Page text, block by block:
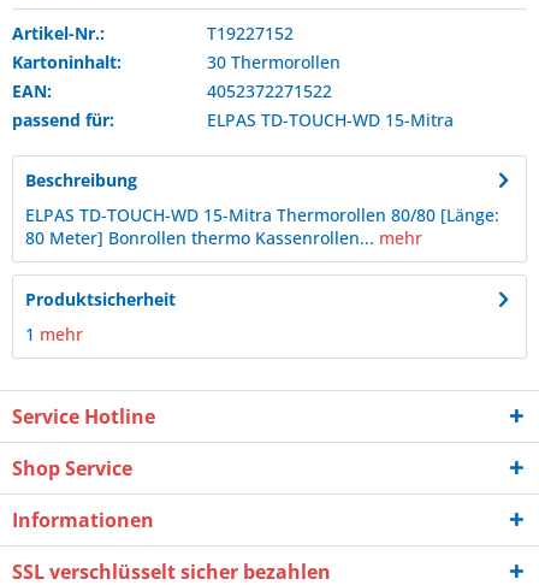
Artikel-Nr.:
T19227152
Kartoninhalt:
30 Thermorollen
EAN:
4052372271522
passend für:
ELPAS TD-TOUCH-WD 15-Mitra
Beschreibung
ELPAS TD-TOUCH-WD 15-Mitra Thermorollen 80/80 [Länge:
80 Meter] Bonrollen thermo Kassenrollen... mehr
Produktsicherheit
1 mehr
Service Hotline
Shop Service
Informationen
SSL verschlüsselt sicher bezahlen